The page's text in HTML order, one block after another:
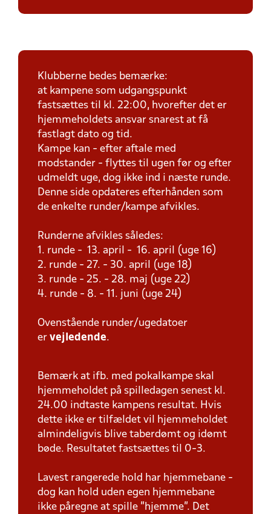
Klubberne bedes bemærke:
at kampene som udgangspunkt
fastsættes til kl. 22:00, hvorefter det er
hjemmeholdets ansvar snarest at få
fastlagt dato og tid.
Kampe kan - efter aftale med
modstander - flyttes til ugen før og efter
udmeldt uge, dog ikke ind i næste runde.
Denne side opdateres efterhånden som
de enkelte runder/kampe afvikles.
Runderne afvikles således:
1. runde - 13. april - 16. april (uge 16)
2. runde - 27. - 30. april (uge 18)
3. runde - 25. - 28. maj (uge 22)
4. runde - 8. - 11. juni (uge 24)
Ovenstående runder/ugedatoer
er vejledende.
Bemærk at ifb. med pokalkampe skal
hjemmeholdet på spilledagen senest kl.
24.00 indtaste kampens resultat. Hvis
dette ikke er tilfældet vil hjemmeholdet
almindeligvis blive taberdømt og idømt
bøde. Resultatet fastsættes til 0-3.
Lavest rangerede hold har hjemmebane -
dog kan hold uden egen hjemmebane
ikke påregne at spille "hjemme". Det